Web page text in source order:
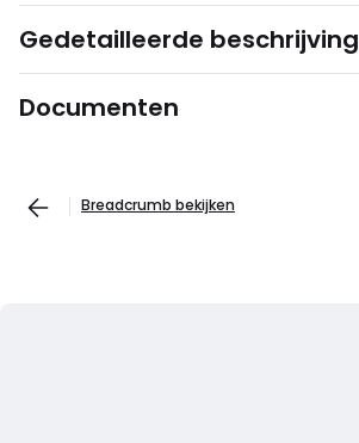
Gedetailleerde beschrijving
Documenten
Breadcrumb bekijken